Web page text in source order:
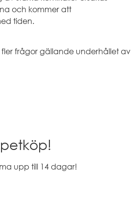
och kommer att
tiden.
fler frågor gällande underhållet av
upp till 14 dagar!